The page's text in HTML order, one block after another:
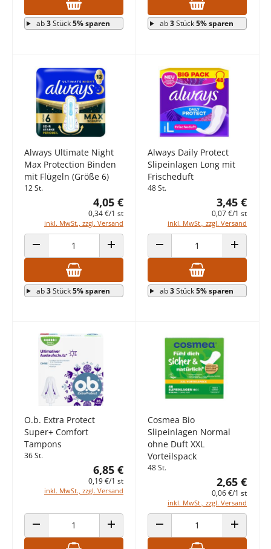
ab3Stück5% sparen ab3Stück5% sparen
Always Ultimate Night
Max Protection Binden
mit Flügeln (Größe 6)
12 St.
4,05 €
0,34 €/1 st
inkl. MwSt., zzgl. Versand
ANZAHL VERRINGERN ANZAHL ERHÖHEN
ab3Stück5% sparen
Always Daily Protect
Slipeinlagen Long mit
Frischeduft
48 St.
3,45 €
0,07 €/1 st
inkl. MwSt., zzgl. Versand
ANZAHL VERRINGERN ANZAHL
ab3Stück5% sparen
O.b. Extra Protect
Super+ Comfort
Tampons
36 St.
6,85 €
0,19 €/1 st
inkl. MwSt., zzgl. Versand
ANZAHL VERRINGERN ANZAHL ERHÖHEN
Cosmea Bio
Slipeinlagen Normal
ohne Duft XXL
Vorteilspack
48 St.
2,65 €
0,06 €/1 st
inkl. MwSt., zzgl. Versand
ANZAHL VERRINGERN ANZAHL